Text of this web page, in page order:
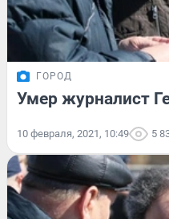
ГОРОД
Умер журналист
10 февраля, 2021, 10:49 5